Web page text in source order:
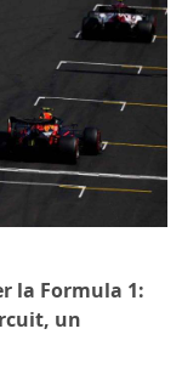
la Formula 1:
un